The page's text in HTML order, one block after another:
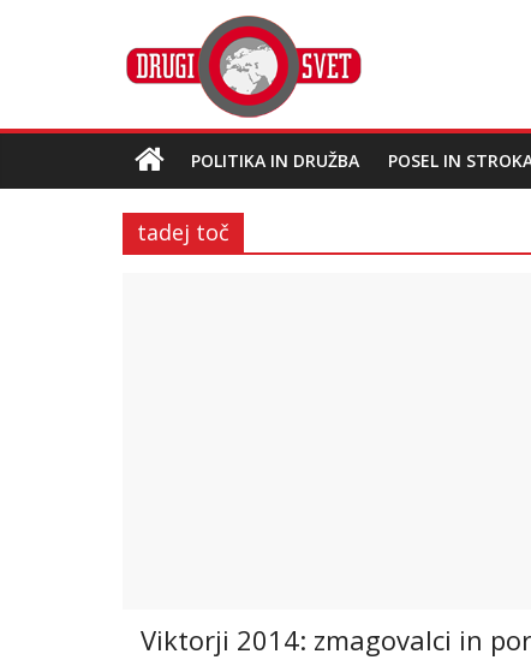
POLITIKA IN DRUŽBA POSEL IN
tadej toč
Viktorji 2014: zmagovalci in